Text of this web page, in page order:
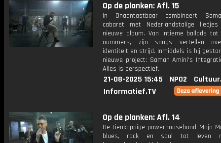
Op de planken: Afl. 15
In Onaantastbaar combineert
cabaret met Nederlandstalige
nieuwe album. Van intieme ballads tot
nummers, zijn songs vertellen
identiteit en strijd. Inmiddels is hij
nieuwe project: Saman Amini's
Alles is perspectief.
21-08-2025 15:45 NPO2
Informatief.TV
Op de planken: Afl. 14
De tienkoppige powerhouseband Mojo
blues, rock en soul tot leven